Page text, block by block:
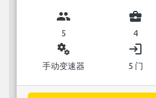
group
5
business_center
4
miscellaneous_services
手动变速器
login
5 门